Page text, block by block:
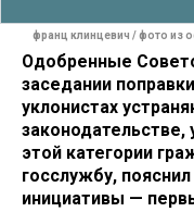
франц клинцевич / фото из
Одобренные
заседании
уклонистах
этой категории
госслужбу,
инициативы —